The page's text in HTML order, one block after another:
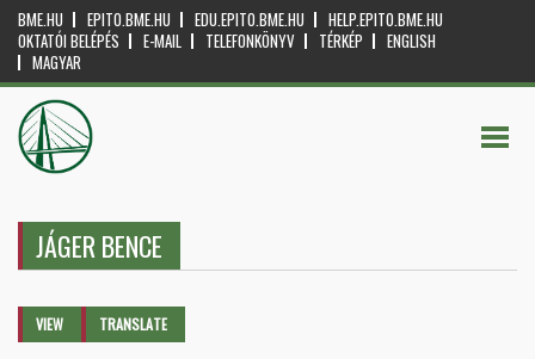
BME.HU EPITO.BME.HU EDU.EPITO.BME.HU
HELP.EPITO.BME.HU
OKTATÓI BELÉPÉS
E-MAIL TELEFONKÖNYV TÉRKÉP
ENGLISH
MAGYAR
JÁGER BENCE
Primary tabs
VIEW (ACTIVETRANSLATE